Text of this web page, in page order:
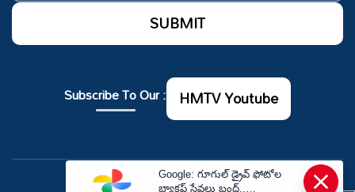
Subscribe To Our : HMTV Youtube
© Copyrights 2026. All rights reserved.
×
Google: గూగుల్ డ్రైవ్ ఫోటోల
బ్యాకప్ సేవలు బంద్..